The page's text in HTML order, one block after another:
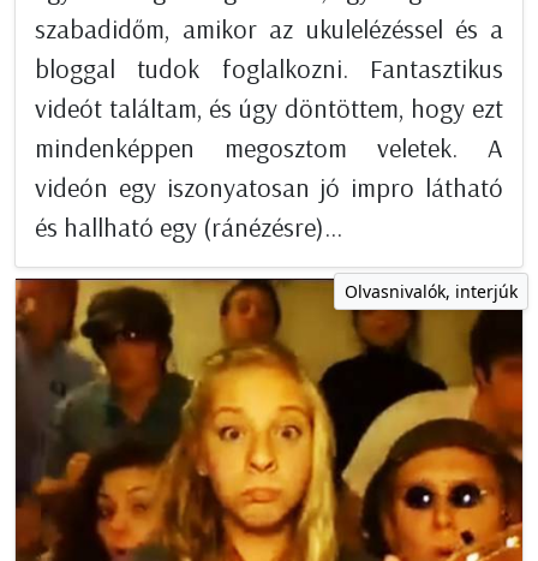
szabadidőm, amikor az ukulelézéssel és a
bloggal tudok foglalkozni. Fantasztikus
videót találtam, és úgy döntöttem, hogy ezt
mindenképpen megosztom veletek. A
videón egy iszonyatosan jó impro látható
és hallható egy (ránézésre)...
Olvasnivalók, interjúk